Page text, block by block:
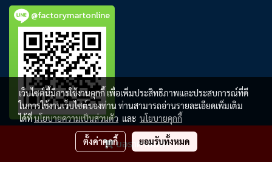
ขอราคาสินค้า
@factorymartonline
FactoryMartOnline
เว็บไซต์นี้มีการใช้งานคุกกี้ เพื่อเพิ่มประสิทธิภาพและประสบการณ์ที่ดี
ในการใช้งานเว็บไซต์ของท่าน ท่านสามารถอ่านรายละเอียดเพิ่มเติม
ได้ที่นโยบายความเป็นส่วนตัว และ นโยบายคุกกี้
ตั้งค่าคุกกี้ ยอมรับทั้งหมด